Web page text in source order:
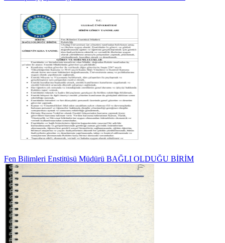
Fen Bilimleri Enstitüsü Müdürü BAĞLI OLDUĞU BİRİM